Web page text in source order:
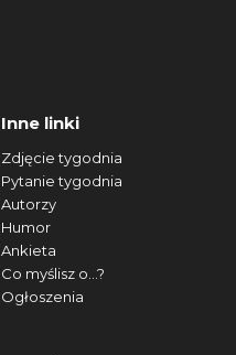
Inne linki
Zdjęcie tygodnia
Pytanie tygodnia
Autorzy
Humor
Ankieta
Co myślisz o...?
Ogłoszenia